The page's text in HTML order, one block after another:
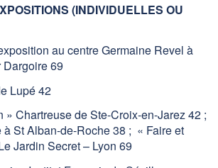
(INDIVIDUELLES OU
au centre Germaine Revel à
69
Lupé 42
Chartreuse de Ste-Croix-en-Jarez 42 ;
à St Alban-de-Roche 38 ; « Faire et
Jardin Secret – Lyon 69